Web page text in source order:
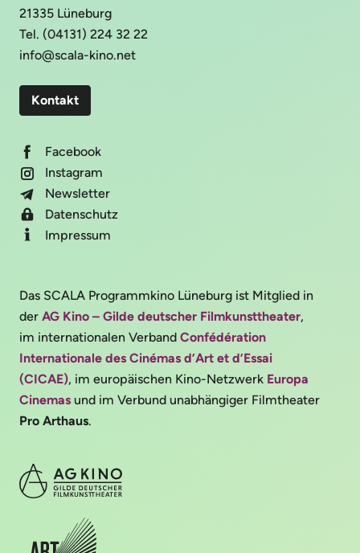
21335 Lüneburg
Tel. (04131) 224 32 22
info@scala-kino.net
Kontakt
Facebook
Instagram
Newsletter
Datenschutz
Impressum
Das SCALA Programmkino Lüneburg ist Mitglied in
der AG Kino – Gilde deutscher Filmkunsttheater,
im internationalen Verband Confédération
Internationale des Cinémas d’Art et d’Essai
(CICAE), im europäischen Kino-Netzwerk Europa
Cinemas und im Verbund unabhängiger Filmtheater
Pro Arthaus.